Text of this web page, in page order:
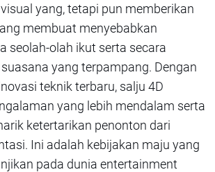
yang, tetapi pun memberikan
membuat menyebabkan
seolah-olah ikut serta secara
yang terpampang. Dengan
teknik terbaru, salju 4D
yang lebih mendalam serta
ketertarikan penonton dari
Ini adalah kebijakan maju yang
pada dunia entertainment